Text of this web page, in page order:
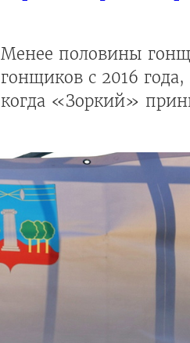
Менее половины
гонщиков с 2016
когда «Зоркий»